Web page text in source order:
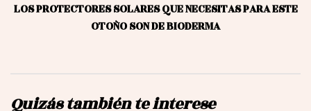
LOS PROTECTORES SOLARES QUE NECESITAS PARA ESTE
OTOÑO SON DE BIODERMA
Quizás también te interese